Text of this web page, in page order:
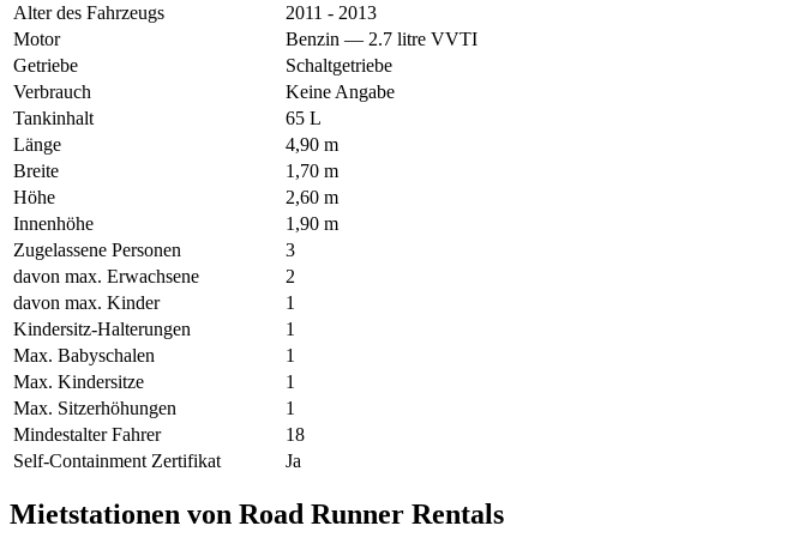
Alter des Fahrzeugs
2011 - 2013
Motor
Benzin — 2.7 litre VVTI
Getriebe
Schaltgetriebe
Verbrauch
Keine Angabe
Tankinhalt
65 L
Länge
4,90 m
Breite
1,70 m
Höhe
2,60 m
Innenhöhe
1,90 m
Zugelassene Personen
3
davon max. Erwachsene
2
davon max. Kinder
1
Kindersitz-Halterungen
1
Max. Babyschalen
1
Max. Kindersitze
1
Max. Sitzerhöhungen
1
Mindestalter Fahrer
18
Self-Containment Zertifikat
Ja
Mietstationen von Road Runner Rentals